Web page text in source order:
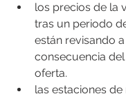
los precios de la
tras un periodo
están revisando
consecuencia
oferta.
las estaciones